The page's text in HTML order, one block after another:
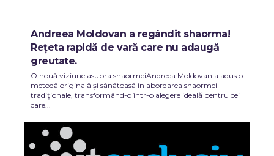
Andreea Moldovan a regândit shaorma!
Rețeta rapidă de vară care nu adaugă
greutate.
O nouă viziune asupra shaormeiAndreea Moldovan a adus o
metodă originală și sănătoasă în abordarea shaormei
tradiționale, transformând-o într-o alegere ideală pentru cei
care...